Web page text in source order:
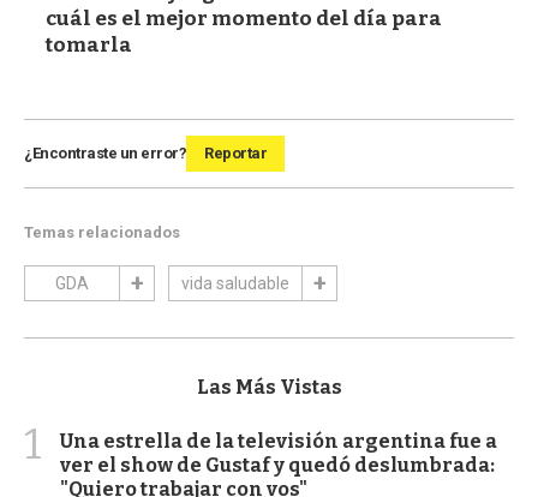
cuál es el mejor momento del día para
tomarla
¿Encontraste un error? Reportar
Temas relacionados
GDA vida saludable
Las Más Vistas
1
Una estrella de la televisión argentina fue a
ver el show de Gustaf y quedó deslumbrada:
"Quiero trabajar con vos"